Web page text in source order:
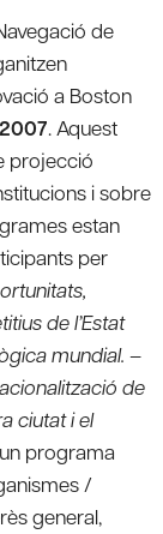
de
a Boston
. Aquest
projecció
i sobre
estan
per
de l’Estat
mundial. –
de
ciutat i el
programa
/
general,